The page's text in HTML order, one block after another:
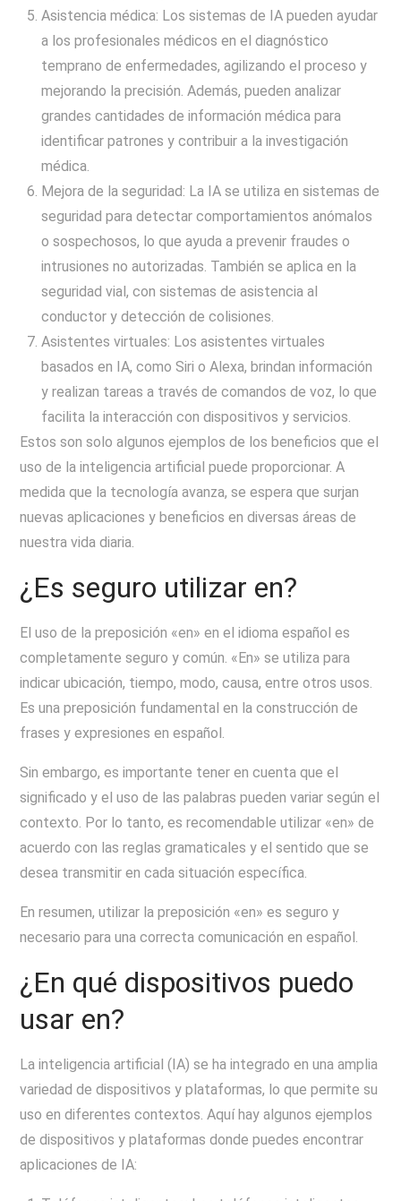
Asistencia médica: Los sistemas de IA pueden ayudar
a los profesionales médicos en el diagnóstico
temprano de enfermedades, agilizando el proceso y
mejorando la precisión. Además, pueden analizar
grandes cantidades de información médica para
identificar patrones y contribuir a la investigación
médica.
Mejora de la seguridad: La IA se utiliza en sistemas de
seguridad para detectar comportamientos anómalos
o sospechosos, lo que ayuda a prevenir fraudes o
intrusiones no autorizadas. También se aplica en la
seguridad vial, con sistemas de asistencia al
conductor y detección de colisiones.
Asistentes virtuales: Los asistentes virtuales
basados en IA, como Siri o Alexa, brindan información
y realizan tareas a través de comandos de voz, lo que
facilita la interacción con dispositivos y servicios.
Estos son solo algunos ejemplos de los beneficios que el
uso de la inteligencia artificial puede proporcionar. A
medida que la tecnología avanza, se espera que surjan
nuevas aplicaciones y beneficios en diversas áreas de
nuestra vida diaria.
¿Es seguro utilizar en?
El uso de la preposición «en» en el idioma español es
completamente seguro y común. «En» se utiliza para
indicar ubicación, tiempo, modo, causa, entre otros usos.
Es una preposición fundamental en la construcción de
frases y expresiones en español.
Sin embargo, es importante tener en cuenta que el
significado y el uso de las palabras pueden variar según el
contexto. Por lo tanto, es recomendable utilizar «en» de
acuerdo con las reglas gramaticales y el sentido que se
desea transmitir en cada situación específica.
En resumen, utilizar la preposición «en» es seguro y
necesario para una correcta comunicación en español.
¿En qué dispositivos puedo
usar en?
La inteligencia artificial (IA) se ha integrado en una amplia
variedad de dispositivos y plataformas, lo que permite su
uso en diferentes contextos. Aquí hay algunos ejemplos
de dispositivos y plataformas donde puedes encontrar
aplicaciones de IA: